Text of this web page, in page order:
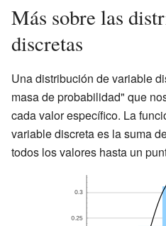
Más sobre las
discretas
Una distribución de variable
masa de probabilidad" que
cada valor específico. La
variable discreta es la suma
todos los valores hasta un